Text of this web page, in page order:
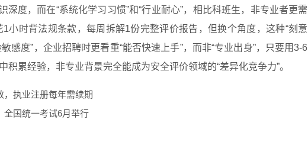
深度，而在“系统化学习习惯”和“行业耐心”，相比科班生，非专业者更需
小时背法规条款，每周拆解1份完整评价报告，但换个角度，这种“刻意
感度”，企业招聘时更看重“能否快速上手”，而非“专业出身”，只要用3-6
积累经验，非专业背景完全能成为安全评价领域的“差异化竞争力”。
执业注册每年需续期
全国统一考试6月举行